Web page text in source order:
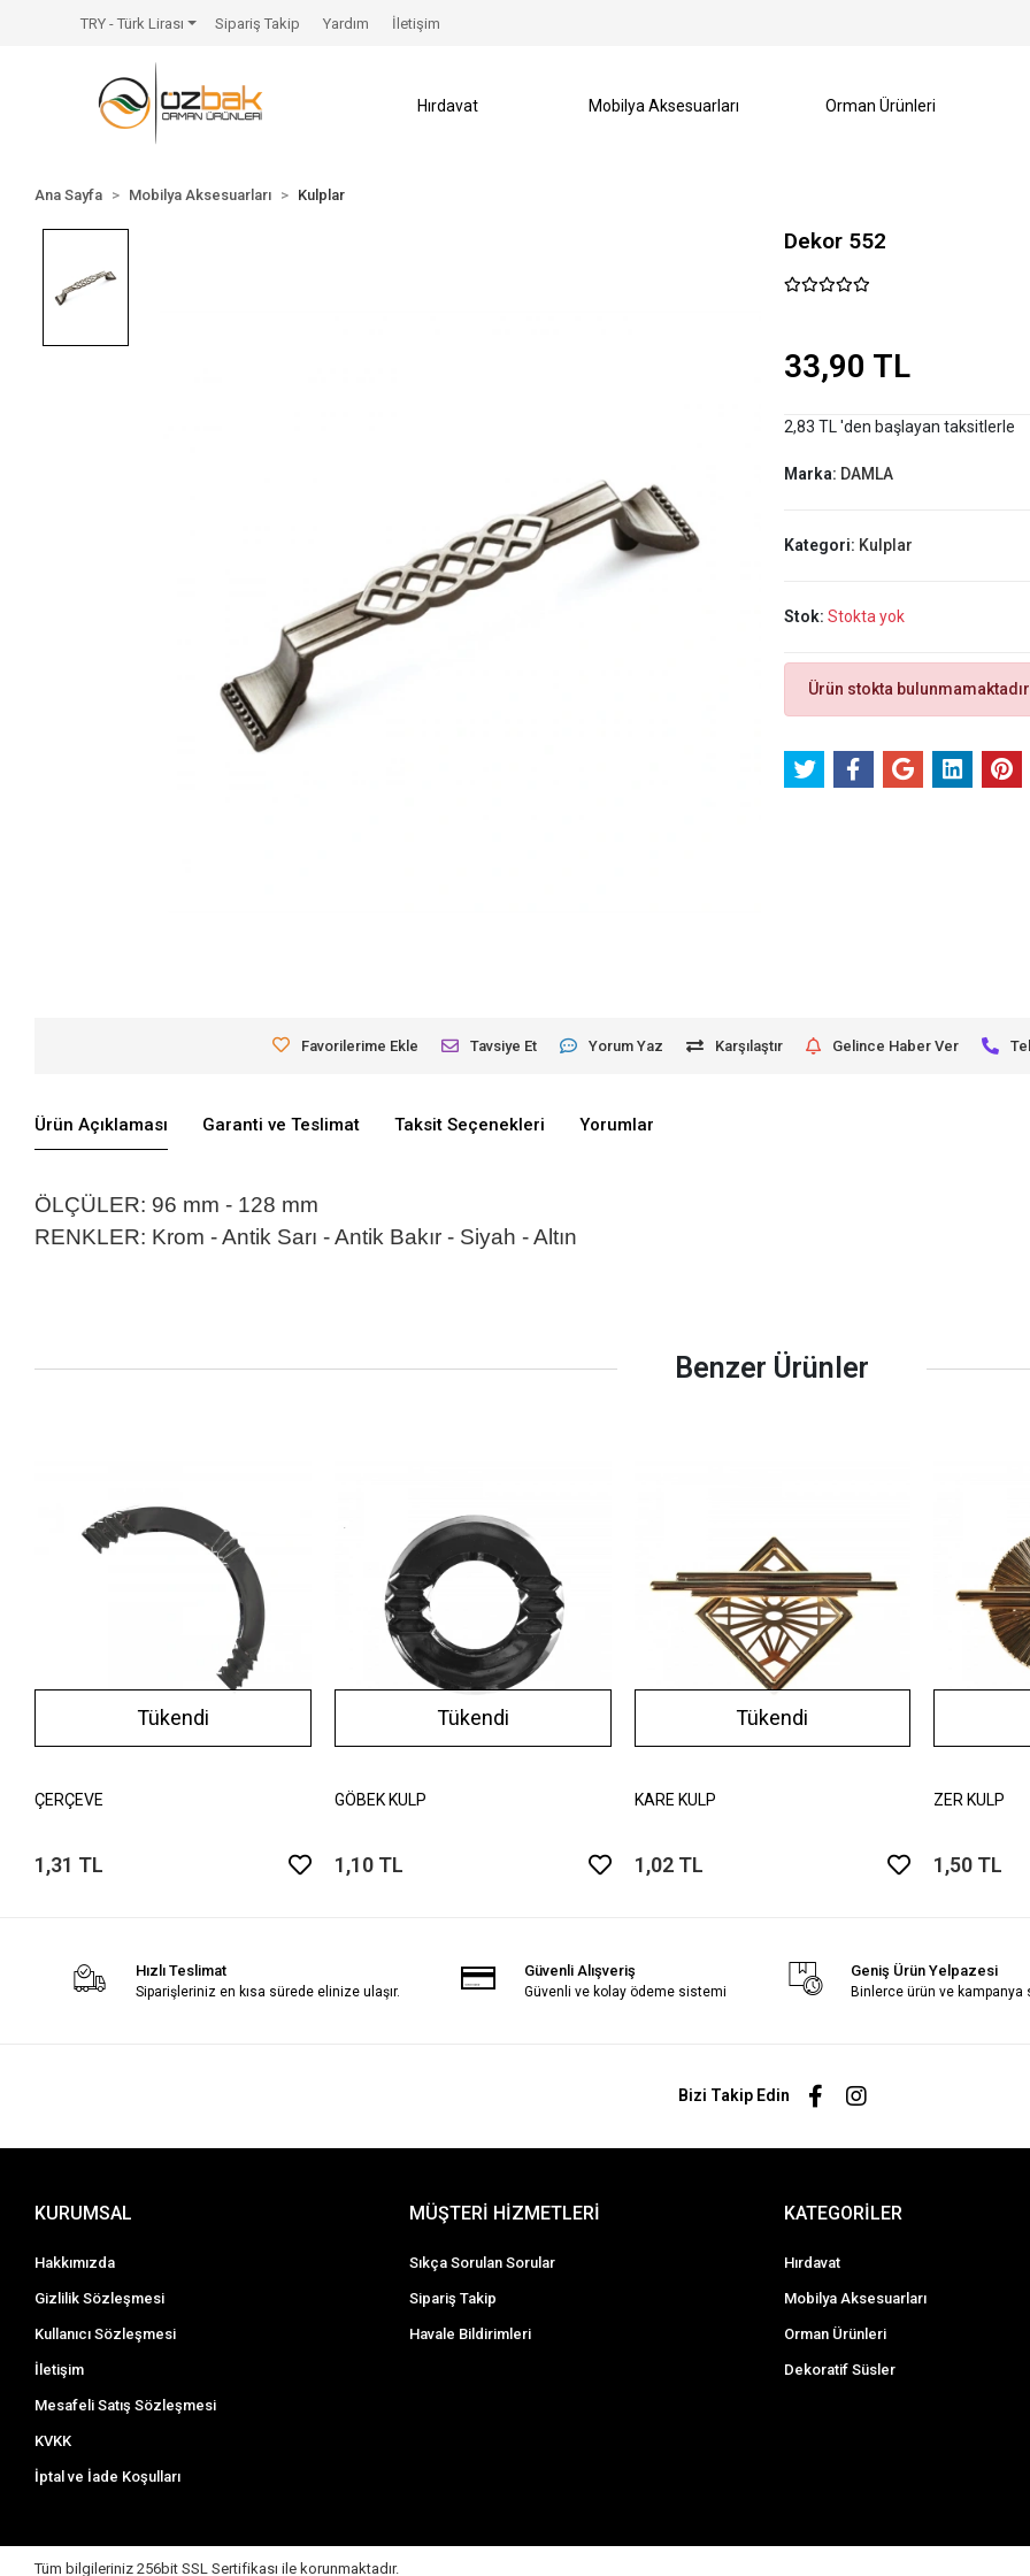
TRY - Türk Lirası Sipariş Takip Yardım İletişim
Hırdavat Mobilya Aksesuarları Orman Ürünleri
Ana Sayfa Mobilya Aksesuarları Kulplar
Dekor 552
33,90 TL
2,83 TL 'den başlayan taksitlerle
Marka: DAMLA
Kategori: Kulplar
Stok: Stokta yok
Ürün stokta
Favorilerime Ekle Tavsiye Et Yorum Yaz Karşılaştır Gelince Haber Ver
Ürün Açıklaması Garanti ve Teslimat Taksit Seçenekleri Yorumlar
ÖLÇÜLER: 96 mm - 128 mm
RENKLER: Krom - Antik Sarı - Antik Bakır - Siyah - Altın
Benzer Ürünler
Tükendi
ÇERÇEVE
1,31 TL
Tükendi
GÖBEK KULP
1,10 TL
Tükendi
KARE KULP
1,02 TL
ZER KULP
1,50 TL
Hızlı Teslimat
Siparişleriniz en kısa sürede elinize ulaşır.
Güvenli Alışveriş
Güvenli ve kolay ödeme sistemi
Geniş Ürün Yelpazesi
Binlerce ürün ve kampanya
Bizi Takip Edin
KURUMSAL
Hakkımızda
Gizlilik Sözleşmesi
Kullanıcı Sözleşmesi
İletişim
Mesafeli Satış Sözleşmesi
KVKK
İptal ve İade Koşulları
MÜŞTERİ HİZMETLERİ
Sıkça Sorulan Sorular
Sipariş Takip
Havale Bildirimleri
KATEGORİLER
Hırdavat
Mobilya Aksesuarları
Orman Ürünleri
Dekoratif Süsler
Tüm bilgileriniz 256bit SSL Sertifikası ile korunmaktadır.